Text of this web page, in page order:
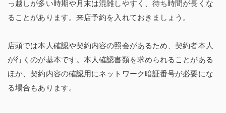
っ越しが多い時期や月末は混雑しやすく、待ち時間が長くな
ることがあります。来店予約を入れておきましょう。
店頭では本人確認や契約内容の照会があるため、契約者本人
が行くのが基本です。本人確認書類を求められることがある
ほか、契約内容の確認用にネットワーク暗証番号が必要にな
る場合もあります。